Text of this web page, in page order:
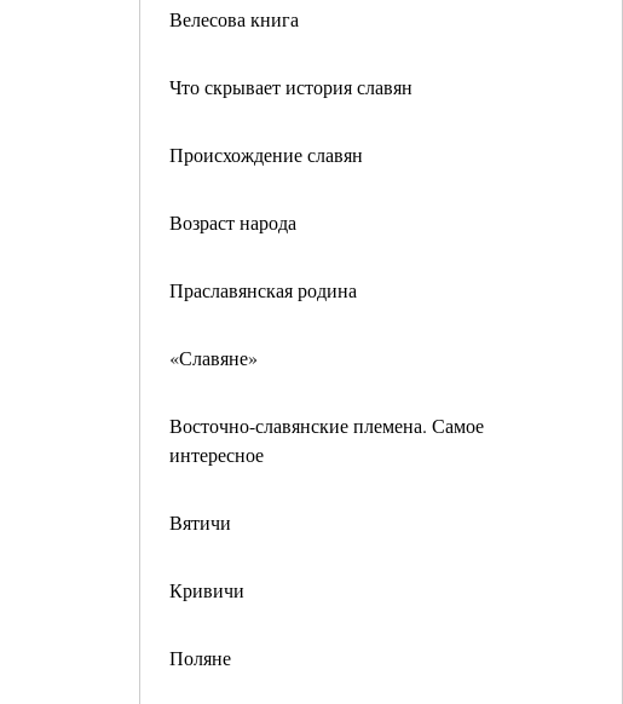
Велесова книга
Что скрывает история славян
Происхождение славян
Возраст народа
Праславянская родина
«Славяне»
Восточно-славянские племена. Самое
интересное
Вятичи
Кривичи
Поляне